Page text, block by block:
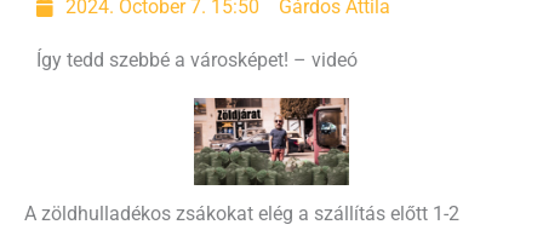
2024. October 7. 15:50 Gárdos Attila
Így tedd szebbé a városképet! – videó
A zöldhulladékos zsákokat elég a szállítás előtt 1-2